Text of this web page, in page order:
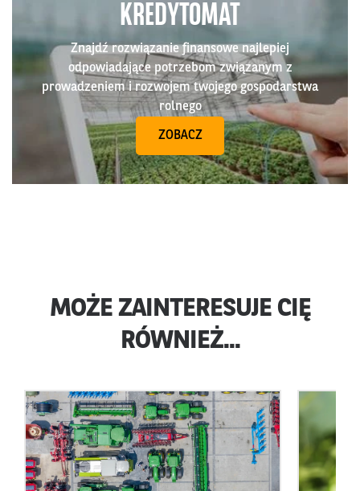
KREDYTOMAT
Znajdź rozwiązanie finansowe najlepiej
odpowiadające potrzebom związanym z
prowadzeniem i rozwojem twojego gospodarstwa
rolnego
ZOBACZ
MOŻE ZAINTERESUJE CIĘ
RÓWNIEŻ...